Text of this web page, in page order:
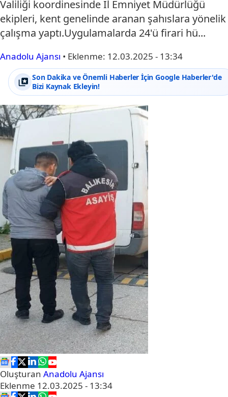
Valiliği koordinesinde İl Emniyet Müdürlüğü
ekipleri, kent genelinde aranan şahıslara yönelik
çalışma yaptı.Uygulamalarda 24'ü firari hü...
Anadolu Ajansı • Eklenme: 12.03.2025 - 13:34
Son Dakika ve Önemli Haberler İçin Google Haberler'de
Bizi Kaynak Ekleyin!
Oluşturan Anadolu Ajansı
Eklenme 12.03.2025 - 13:34